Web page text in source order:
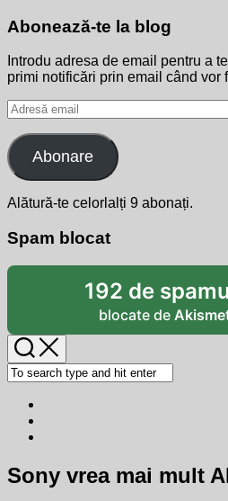
Abonează-te la blog
Introdu adresa de email pentru a
primi notificări prin email când vor
Adresă
email
Abonare
Alătură-te celorlalți 9 abonați.
Spam blocat
192 de
blocate de
Sony vrea mai mult